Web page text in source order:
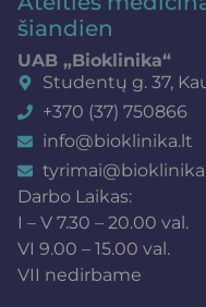
šiandien
UAB „Bioklinika“
Studentų g. 37,
+370 (37) 750866
info@bioklinika.lt
Darbo Laikas:
I – V 7.30 – 20.00 val.
VI 9.00 – 15.00 val.
VII nedirbame